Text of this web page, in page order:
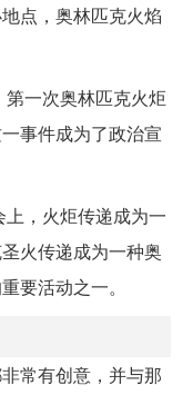
点，奥林匹克火焰
一次奥林匹克火炬
事件成为了政治宣
，火炬传递成为一
火传递成为一种奥
要活动之一。
常有创意，并与那